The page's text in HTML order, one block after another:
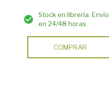
Stock en librería. Envío
en 24/48 horas
COMPRAR